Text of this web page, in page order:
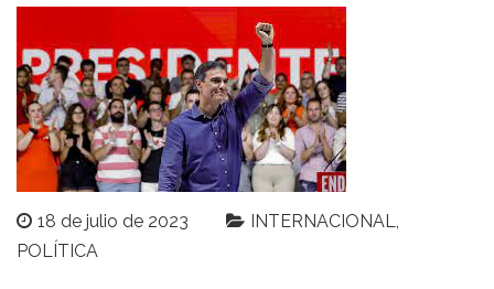
18 de julio de 2023
INTERNACIONAL
POLÍTICA